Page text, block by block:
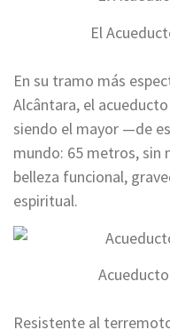
El
En su tramo más
Alcântara, el
siendo el mayor —de
mundo: 65 metros, sin
belleza funcional,
espiritual.
Resistente al